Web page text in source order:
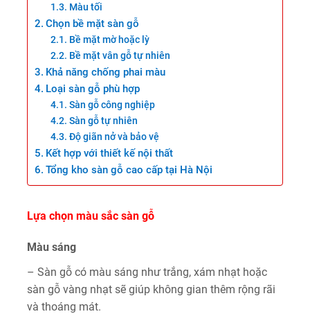
Màu tối
Chọn bề mặt sàn gỗ
Bề mặt mờ hoặc lỳ
Bề mặt vân gỗ tự nhiên
Khả năng chống phai màu
Loại sàn gỗ phù hợp
Sàn gỗ công nghiệp
Sàn gỗ tự nhiên
Độ giãn nở và bảo vệ
Kết hợp với thiết kế nội thất
Tổng kho sàn gỗ cao cấp tại Hà Nội
Lựa chọn màu sắc sàn gỗ
Màu sáng
– Sàn gỗ có màu sáng như trắng, xám nhạt hoặc
sàn gỗ vàng nhạt sẽ giúp không gian thêm rộng rãi
và thoáng mát.